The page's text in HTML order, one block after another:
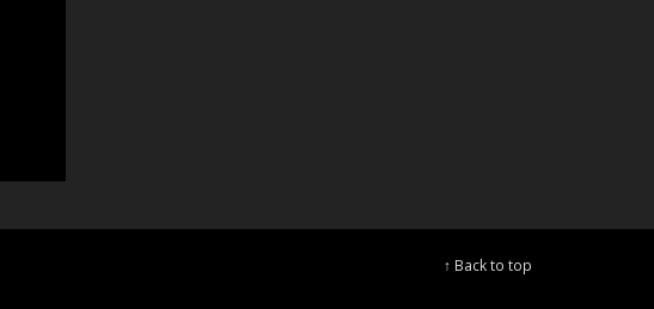
↑ Back to top